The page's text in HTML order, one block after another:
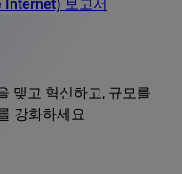
Internet) 보고서
맺고 혁신하고, 규모를
강화하세요